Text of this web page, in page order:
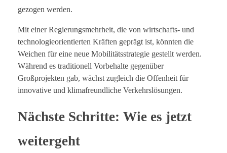
gezogen werden.
Mit einer Regierungsmehrheit, die von wirtschafts- und
technologieorientierten Kräften geprägt ist, könnten die
Weichen für eine neue Mobilitätsstrategie gestellt werden.
Während es traditionell Vorbehalte gegenüber
Großprojekten gab, wächst zugleich die Offenheit für
innovative und klimafreundliche Verkehrslösungen.
Nächste Schritte: Wie es jetzt
weitergeht